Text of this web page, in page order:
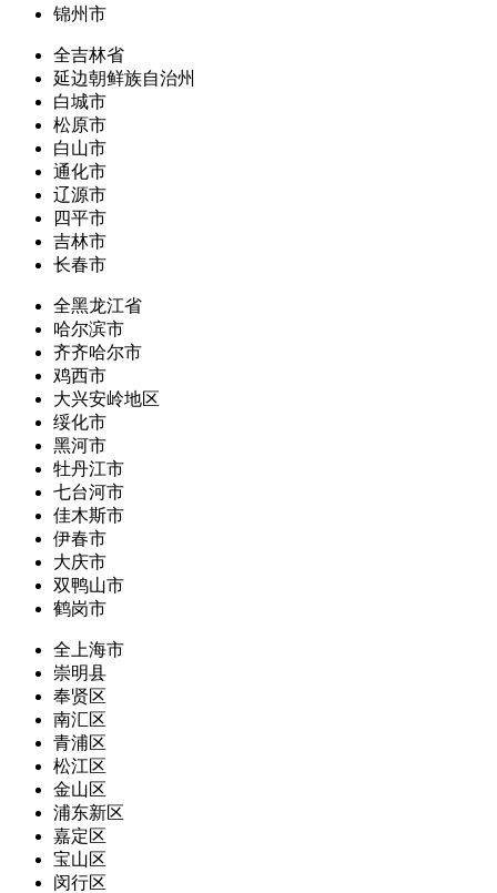
锦州市
全吉林省
延边朝鲜族自治州
白城市
松原市
白山市
通化市
辽源市
四平市
吉林市
长春市
全黑龙江省
哈尔滨市
齐齐哈尔市
鸡西市
大兴安岭地区
绥化市
黑河市
牡丹江市
七台河市
佳木斯市
伊春市
大庆市
双鸭山市
鹤岗市
全上海市
崇明县
奉贤区
南汇区
青浦区
松江区
金山区
浦东新区
嘉定区
宝山区
闵行区